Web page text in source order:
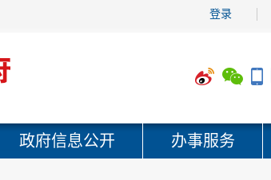
登录
政府信息公开 办事服务